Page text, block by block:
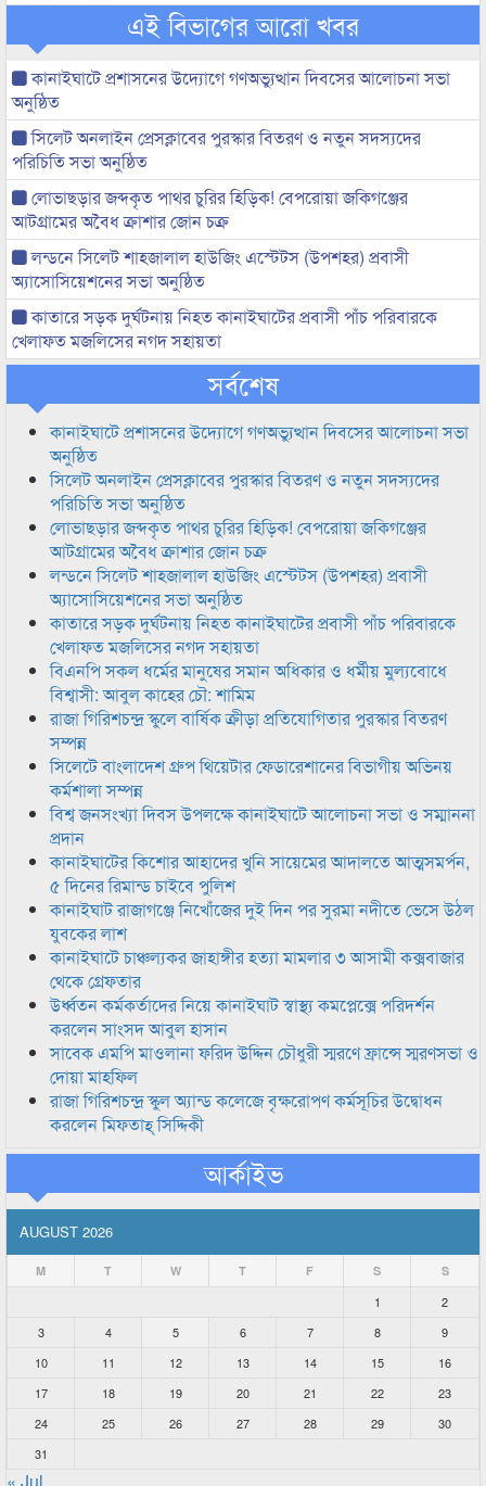
এই বিভাগের আরো খবর
কানাইঘাটে প্রশাসনের উদ্যোগে গণঅভ্যুত্থান দিবসের আলোচনা সভা
অনুষ্ঠিত
সিলেট অনলাইন প্রেসক্লাবের পুরস্কার বিতরণ ও নতুন সদস্যদের
পরিচিতি সভা অনুষ্ঠিত
লোভাছড়ার জব্দকৃত পাথর চুরির হিড়িক! বেপরোয়া জকিগঞ্জের
আটগ্রামের অবৈধ ক্রাশার জোন চক্র
লন্ডনে সিলেট শাহজালাল হাউজিং এস্টেটস (উপশহর) প্রবাসী
অ্যাসোসিয়েশনের সভা অনুষ্ঠিত
কাতারে সড়ক দুর্ঘটনায় নিহত কানাইঘাটের প্রবাসী পাঁচ পরিবারকে
খেলাফত মজলিসের নগদ সহায়তা
সর্বশেষ
কানাইঘাটে প্রশাসনের উদ্যোগে গণঅভ্যুত্থান দিবসের আলোচনা সভা
অনুষ্ঠিত
সিলেট অনলাইন প্রেসক্লাবের পুরস্কার বিতরণ ও নতুন সদস্যদের
পরিচিতি সভা অনুষ্ঠিত
লোভাছড়ার জব্দকৃত পাথর চুরির হিড়িক! বেপরোয়া জকিগঞ্জের
আটগ্রামের অবৈধ ক্রাশার জোন চক্র
লন্ডনে সিলেট শাহজালাল হাউজিং এস্টেটস (উপশহর) প্রবাসী
অ্যাসোসিয়েশনের সভা অনুষ্ঠিত
কাতারে সড়ক দুর্ঘটনায় নিহত কানাইঘাটের প্রবাসী পাঁচ পরিবারকে
খেলাফত মজলিসের নগদ সহায়তা
বিএনপি সকল ধর্মের মানুষের সমান অধিকার ও ধর্মীয় মুল্যবোধে
বিশ্বাসী: আবুল কাহের চৌ: শামিম
রাজা গিরিশচন্দ্র স্কুলে বার্ষিক ক্রীড়া প্রতিযোগিতার পুরস্কার বিতরণ
সম্পন্ন
সিলেটে বাংলাদেশ গ্রুপ থিয়েটার ফেডারেশানের বিভাগীয় অভিনয়
কর্মশালা সম্পন্ন
বিশ্ব জনসংখ্যা দিবস উপলক্ষে কানাইঘাটে আলোচনা সভা ও সম্মাননা
প্রদান
কানাইঘাটের কিশোর আহাদের খুনি সায়েমের আদালতে আত্মসমর্পন,
৫ দিনের রিমান্ড চাইবে পুলিশ
কানাইঘাট রাজাগঞ্জে নিখোঁজের দুই দিন পর সুরমা নদীতে ভেসে উঠল
যুবকের লাশ
কানাইঘাটে চাঞ্চল্যকর জাহাঙ্গীর হত্যা মামলার ৩ আসামী কক্সবাজার
থেকে গ্রেফতার
উর্ধ্বতন কর্মকর্তাদের নিয়ে কানাইঘাট স্বাস্থ্য কমপ্লেক্সে পরিদর্শন
করলেন সাংসদ আবুল হাসান
সাবেক এমপি মাওলানা ফরিদ উদ্দিন চৌধুরী স্মরণে ফ্রান্সে স্মরণসভা ও
দোয়া মাহফিল
রাজা গিরিশচন্দ্র স্কুল অ্যান্ড কলেজে বৃক্ষরোপণ কর্মসূচির উদ্বোধন
করলেন মিফতাহ্ সিদ্দিকী
আর্কাইভ
AUGUST 2026
M T W T F S S
1
2
3
4 5 6 7 8
9
10
11 12 13 14 15
16
17
18 19 20 21 22
23
24
25 26 27 28 29
30
31